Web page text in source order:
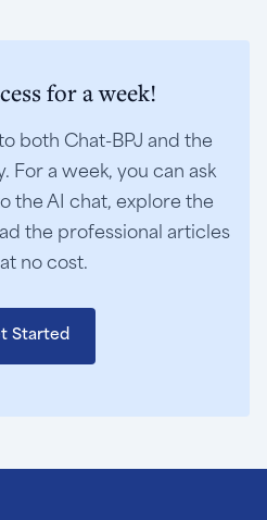
for a week!
both Chat-BPJ and the
For a week, you can ask
the AI chat, explore the
the professional articles
no cost.
Started